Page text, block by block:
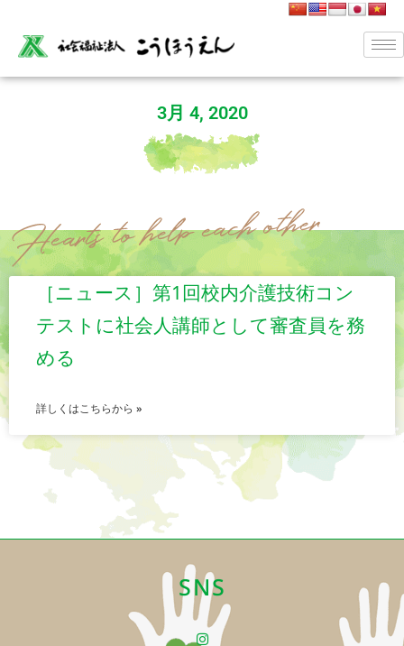
3月 4, 2020
［ニュース］第1回校内介護技術コン
テストに社会人講師として審査員を務
める
詳しくはこちらから »
SNS